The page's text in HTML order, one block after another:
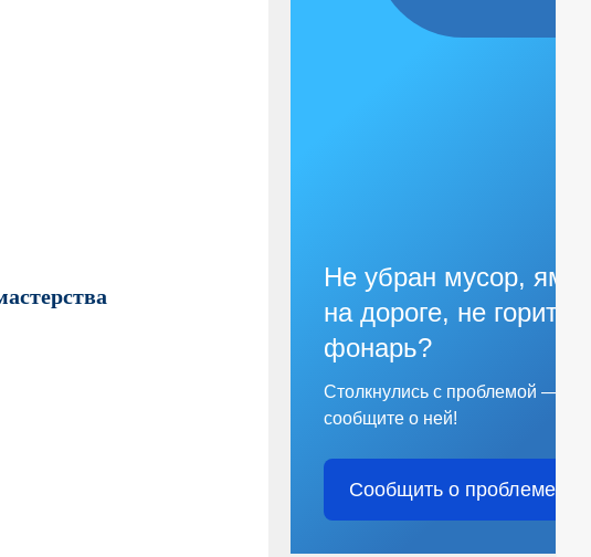
Не убран мусор, яма
на дороге, не горит
фонарь?
Столкнулись с проблемой —
сообщите о ней!
Сообщить о проблеме